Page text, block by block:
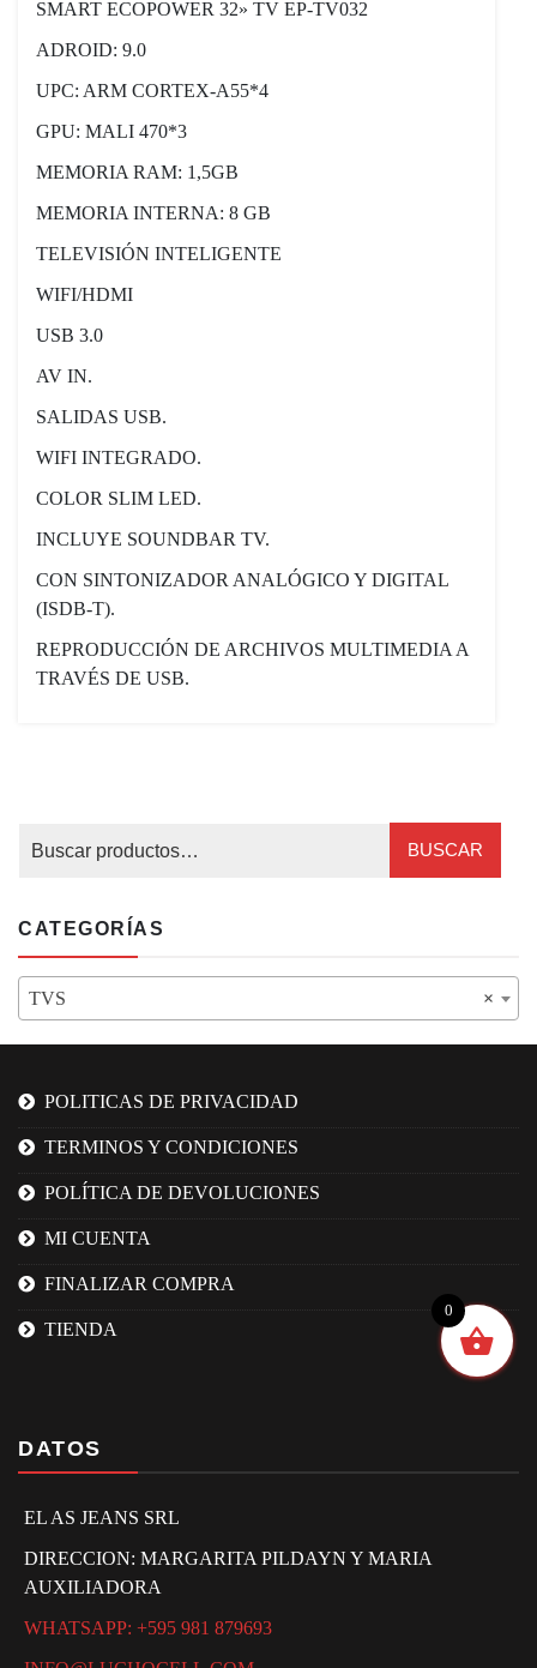
SMART ECOPOWER 32» TV EP-TV032
ADROID: 9.0
UPC: ARM CORTEX-A55*4
GPU: MALI 470*3
MEMORIA RAM: 1,5GB
MEMORIA INTERNA: 8 GB
TELEVISIÓN INTELIGENTE
WIFI/HDMI
USB 3.0
AV IN.
SALIDAS USB.
WIFI INTEGRADO.
COLOR SLIM LED.
INCLUYE SOUNDBAR TV.
CON SINTONIZADOR ANALÓGICO Y DIGITAL
(ISDB-T).
REPRODUCCIÓN DE ARCHIVOS MULTIMEDIA A
TRAVÉS DE USB.
BUSCAR
CATEGORÍAS
×
TVS
POLITICAS DE PRIVACIDAD
TERMINOS Y CONDICIONES
POLÍTICA DE DEVOLUCIONES
MI CUENTA
FINALIZAR COMPRA
TIENDA
DATOS
EL AS JEANS SRL
DIRECCION: MARGARITA PILDAYN Y MARIA
AUXILIADORA
WHATSAPP: +595 981 879693
0